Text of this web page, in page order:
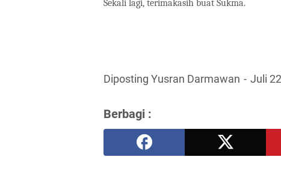
Sekali lagi, terimakasih buat Sukma.
Diposting Yusran Darmawan Juli
Berbagi :